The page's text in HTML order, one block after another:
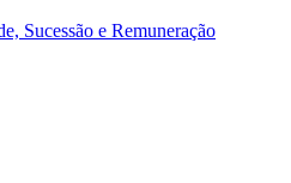
Sucessão e Remuneração